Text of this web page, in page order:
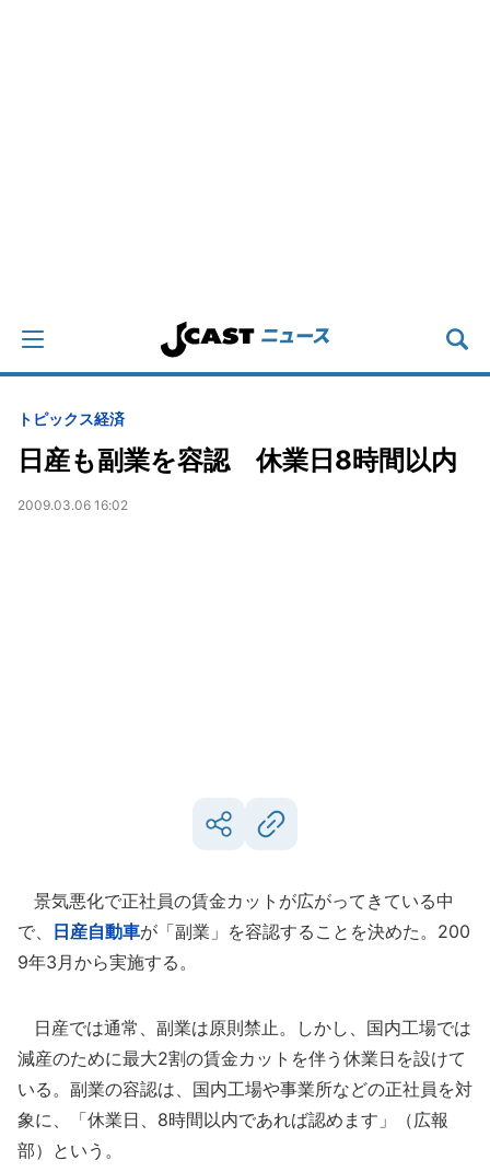
トピックス経済
日産も副業を容認 休業日8時間以内
2009.03.06 16:02
景気悪化で正社員の賃金カットが広がってきている中
で、
日産自動車が「副業」を容認することを決めた。200
9年3月から実施する。
日産では通常、副業は原則禁止。しかし、国内工場では
減産のために最大2割の賃金カットを伴う休業日を設けて
いる。副業の容認は、国内工場や事業所などの正社員を対
象に、「休業日、8時間以内であれば認めます」（広報
部）という。